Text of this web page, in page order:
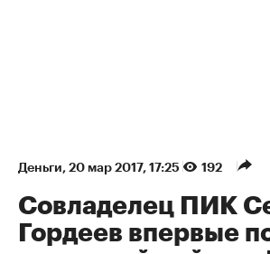
Деньги⁠, 20 мар 2017, 17:25 192
Совладелец ПИК
Гордеев впервые